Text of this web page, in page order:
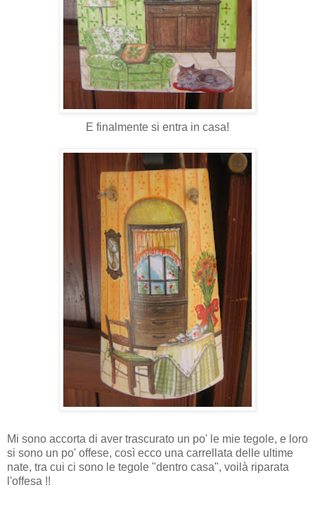
E finalmente si entra in casa!
Mi sono accorta di aver trascurato un po' le mie tegole, e loro
si sono un po' offese, così ecco una carrellata delle ultime
nate, tra cui ci sono le tegole "dentro casa", voilà riparata
l'offesa !!